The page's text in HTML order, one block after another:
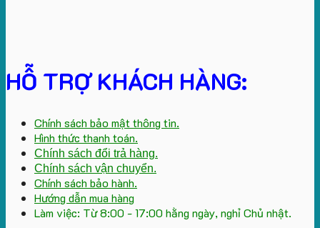
HỖ TRỢ KHÁCH HÀNG:
Chính sách bảo mật thông tin.
Hình thức thanh toán.
Chính sách đổi trả hàng.
Chính sách vận chuyển.
Chính sách bảo hành.
Hướng dẫn mua hàng
Làm việc: Từ 8:00 - 17:00 hằng ngày, nghỉ Chủ nhật.